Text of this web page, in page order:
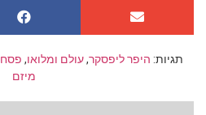
תגיות: היפר ליפסקר,עולם ומלואו, פסח
מיזם